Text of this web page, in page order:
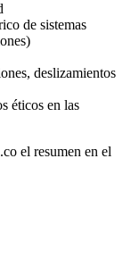
de sistemas
deslizamientos
éticos en las
el resumen en el